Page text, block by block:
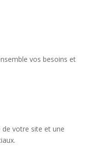
vos besoins et
votre site et une